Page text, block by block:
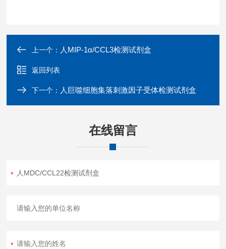
上一个： 人MIP-1α/CCL3检测试剂盒
返回列表
下一个： 人巨噬细胞集落刺激因子受体检测试剂盒
在线留言